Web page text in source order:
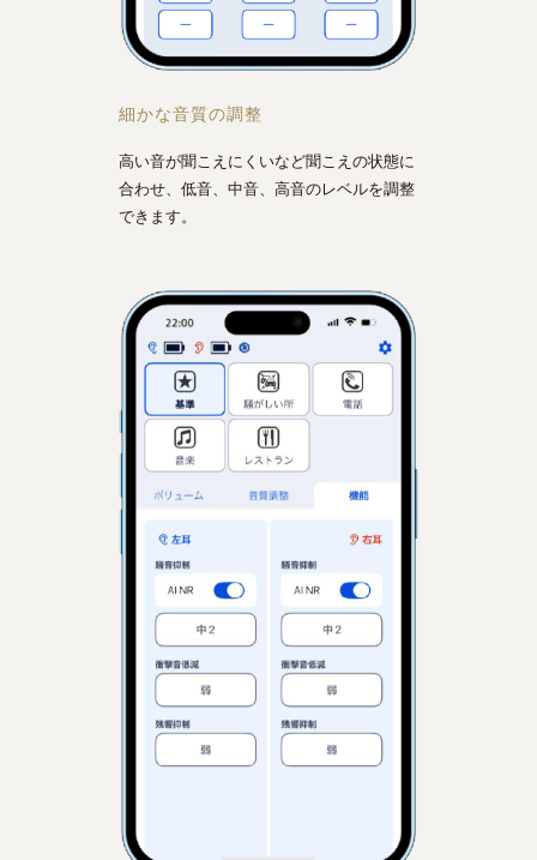
細かな音質の調整
高い音が聞こえにくいなど聞こえの状態に
合わせ、低音、中音、高音のレベルを調整
できます。